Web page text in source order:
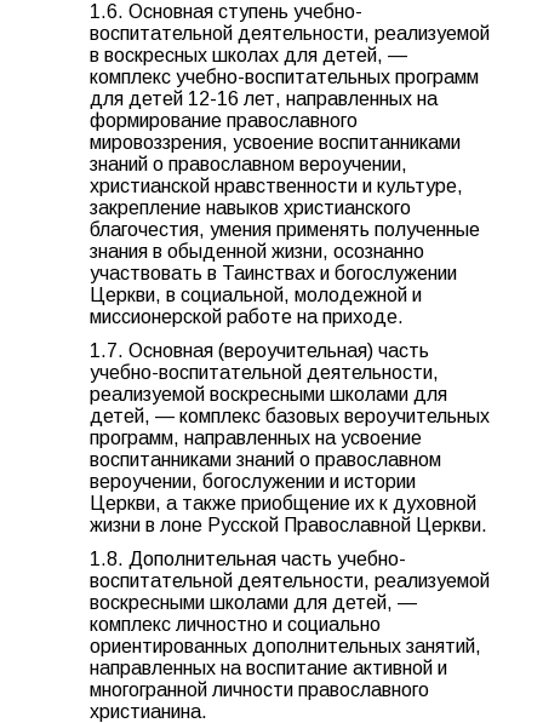
1.6. Основная ступень учебно-
воспитательной деятельности, реализуемой
в воскресных школах для детей, —
комплекс учебно-воспитательных программ
для детей 12-16 лет, направленных на
формирование православного
мировоззрения, усвоение воспитанниками
знаний о православном вероучении,
христианской нравственности и культуре,
закрепление навыков христианского
благочестия, умения применять полученные
знания в обыденной жизни, осознанно
участвовать в Таинствах и богослужении
Церкви, в социальной, молодежной и
миссионерской работе на приходе.
1.7. Основная (вероучительная) часть
учебно-воспитательной деятельности,
реализуемой воскресными школами для
детей, — комплекс базовых вероучительных
программ, направленных на усвоение
воспитанниками знаний о православном
вероучении, богослужении и истории
Церкви, а также приобщение их к духовной
жизни в лоне Русской Православной Церкви.
1.8. Дополнительная часть учебно-
воспитательной деятельности, реализуемой
воскресными школами для детей, —
комплекс личностно и социально
ориентированных дополнительных занятий,
направленных на воспитание активной и
многогранной личности православного
христианина.